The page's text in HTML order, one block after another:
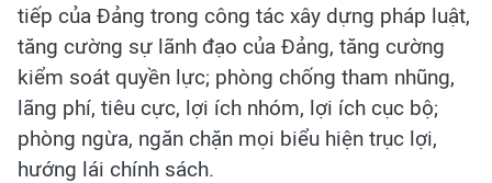
tiếp của Đảng trong công tác xây dựng pháp luật,
tăng cường sự lãnh đạo của Đảng, tăng cường
kiểm soát quyền lực; phòng chống tham nhũng,
lãng phí, tiêu cực, lợi ích nhóm, lợi ích cục bộ;
phòng ngừa, ngăn chặn mọi biểu hiện trục lợi,
hướng lái chính sách.